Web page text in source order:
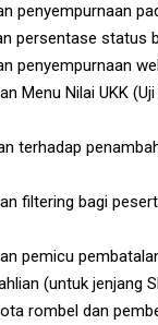
penyempurnaan
persentase status
penyempurnaan
Menu Nilai UKK
terhadap
filtering bagi
pemicu
(untuk jenjang
rombel dan